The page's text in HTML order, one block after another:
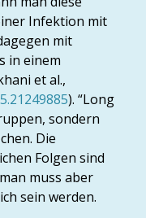
Infektion mit
mit
in einem
et al.,
). “Long
sondern
Die
Folgen sind
muss aber
sein werden.